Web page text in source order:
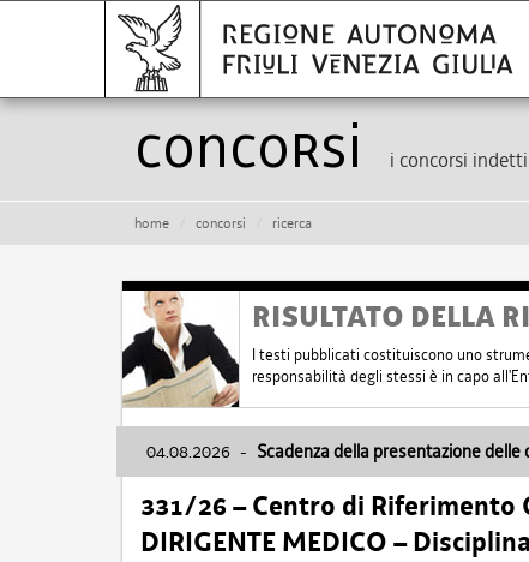
Concorsi i concorsi
home concorsi ricerca
RISULTATO DELLA
I testi pubblicati costituiscono uno
responsabilità degli stessi è in capo
04.08.2026 - Scadenza della presentazione delle
331/26 – Centro di Riferimento
DIRIGENTE MEDICO –